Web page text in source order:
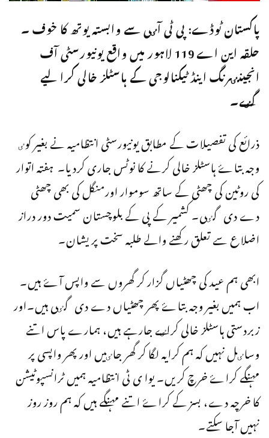
پاکستان ٹوڈے: پی ٹی آٸی سے وابستہ یوتھ کا خوف ۔
حلقہ این اے 119 لاہور میں واقع یونیورسٹی آف
انجینٸرنگ اینڈ ٹیکنالوجی کے ہاسٹلز خالی کرالیے
گٸے۔
ذرائع کی تفصیلات کے مطابق یونیورسٹی انتظامیہ نے بغیر کوٸ
وجہ بتاۓ ہاسٹلز خالی کرنے کا نوٹس جاری کردیا۔ ہفتہ اتوار
کی روٹین کی چھٹی کے ساتھ سوموار اورمنگل کی بھی چھٹی
دے دی گٸی۔ کشمیر کے پی کے بلوچستان سمیت دور دراز
اضلاع سے تعلق رکھنے والے طلبہ سخت پریشان۔
ابھی ہم عید کی چھٹیاں گزار کر گھروں سے واپس آۓ ہیں۔
اب ہمیں بغیر وجہ بتاۓ پھر چھٹیاں دے دی گٸی ہیں۔اور
زبردستی ہاسٹلز خالی کراٸے جارہے ہیں، ہمارے پاس اتنے
وساٸل نہیں کہ ہم کرایہ لگا کر گھر جاٸیں اور پھر واپسی پر
مہنگے کراۓ خرچ کریں۔ یوا ی ٹی انتظامیہ ہمیں ٹرانسپوٹیشن
کا خرچہ دے، بسز کے کراۓ اتنے مہنگے ہیں کہ ہم روز روز
نہیں آجا سکتے۔